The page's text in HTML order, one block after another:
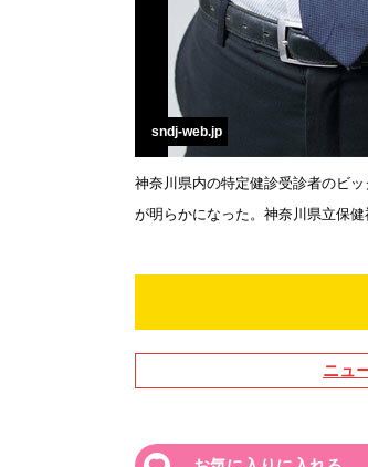
sndj-web.jp
神奈川県内の特定健診受診者のビ
が明らかになった。神奈川県立保
ニュ